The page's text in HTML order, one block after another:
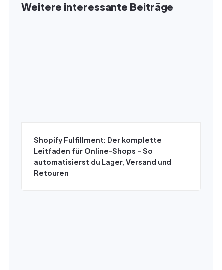
Weitere interessante Beiträge
Shopify Fulfillment: Der komplette
Leitfaden für Online-Shops - So
automatisierst du Lager, Versand und
Retouren